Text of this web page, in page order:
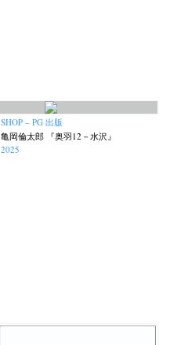
SHOP – PG 出版
亀岡倫太郎 『奥羽12－水沢』
2025